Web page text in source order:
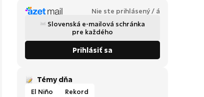
Nie ste prihlásený / á
Slovenská e-mailová schránka
pre každého
Prihlásiť sa
Témy dňa
El Niño
Rekord